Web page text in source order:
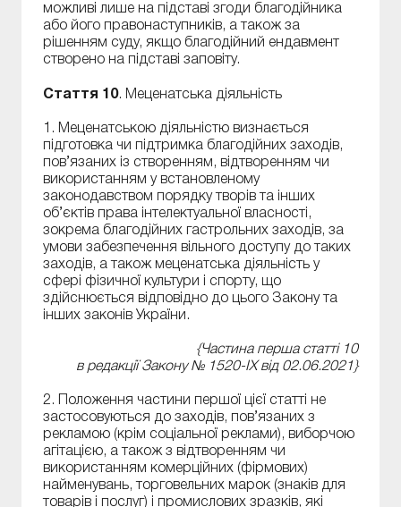
можливі лише на підставі згоди благодійника
або його правонаступників, а також за
рішенням суду, якщо благодійний ендавмент
створено на підставі заповіту.
Стаття 10. Меценатська діяльність
1. Меценатською діяльністю визнається
підготовка чи підтримка благодійних заходів,
пов’язаних із створенням, відтворенням чи
використанням у встановленому
законодавством порядку творів та інших
об’єктів права інтелектуальної власності,
зокрема благодійних гастрольних заходів, за
умови забезпечення вільного доступу до таких
заходів, а також меценатська діяльність у
сфері фізичної культури і спорту, що
здійснюється відповідно до цього Закону та
інших законів України.
{Частина перша статті 10
в редакції Закону № 1520-IX від 02.06.2021}
2. Положення частини першої цієї статті не
застосовуються до заходів, пов’язаних з
рекламою (крім соціальної реклами), виборчою
агітацією, а також з відтворенням чи
використанням комерційних (фірмових)
найменувань, торговельних марок (знаків для
товарів і послуг) і промислових зразків, які